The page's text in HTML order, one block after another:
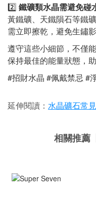
2️⃣ 鐵礦類水晶需避免碰
黃鐵礦、天鐵隕石等鐵
需立即擦乾，避免生鏽影
遵守這些小細節，不僅
保持最佳的能量狀態，
#招財水晶 #佩戴禁忌 #
延伸閱讀： 水晶礦石常
相關推薦